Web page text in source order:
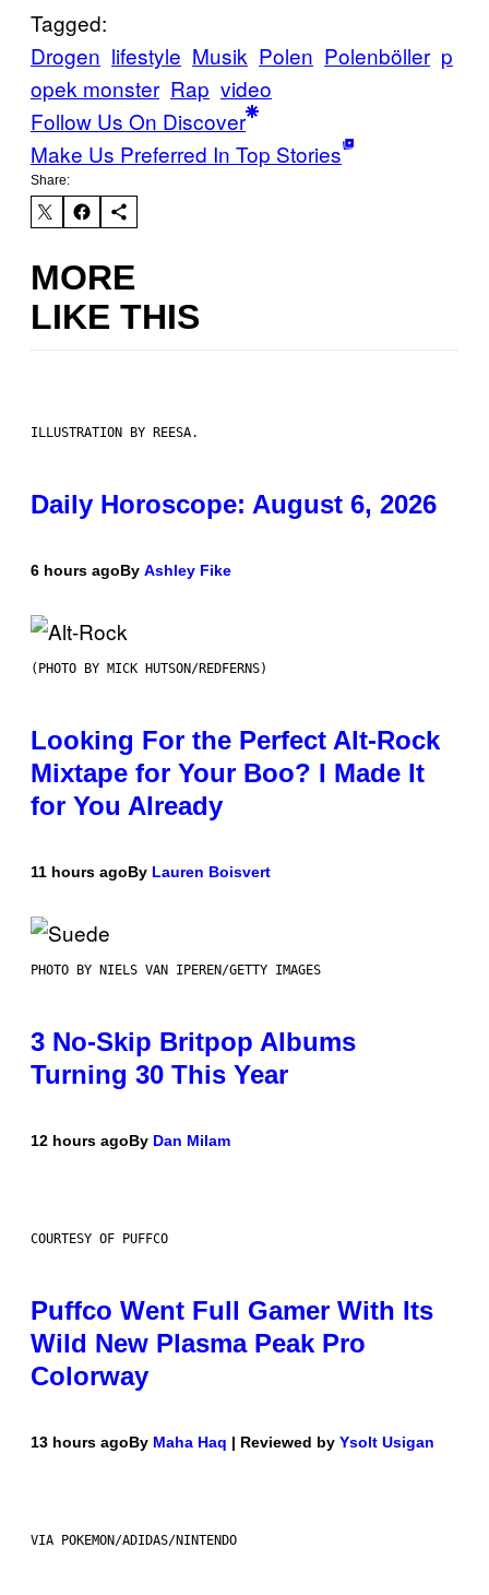
Tagged:
Drogen lifestyle Musik Polen Polenböller p
opek monster Rap video
Follow Us On Discover
Make Us Preferred In Top Stories
Share:
MORE
LIKE THIS
ILLUSTRATION BY REESA.
Daily Horoscope: August 6, 2026
6 hours agoBy Ashley Fike
(PHOTO BY MICK HUTSON/REDFERNS)
Looking For the Perfect Alt-Rock
Mixtape for Your Boo? I Made It
for You Already
11 hours agoBy Lauren Boisvert
PHOTO BY NIELS VAN IPEREN/GETTY IMAGES
3 No-Skip Britpop Albums
Turning 30 This Year
12 hours agoBy Dan Milam
COURTESY OF PUFFCO
Puffco Went Full Gamer With Its
Wild New Plasma Peak Pro
Colorway
13 hours agoBy Maha Haq | Reviewed by Ysolt Usigan
VIA POKEMON/ADIDAS/NINTENDO